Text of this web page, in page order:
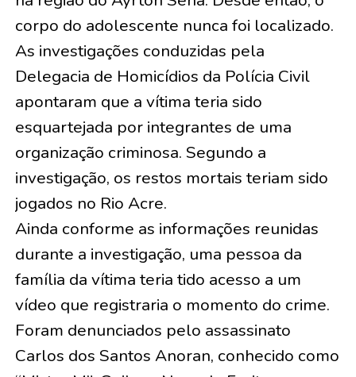
corpo do adolescente nunca foi localizado.
As investigações conduzidas pela
Delegacia de Homicídios da Polícia Civil
apontaram que a vítima teria sido
esquartejada por integrantes de uma
organização criminosa. Segundo a
investigação, os restos mortais teriam sido
jogados no Rio Acre.
Ainda conforme as informações reunidas
durante a investigação, uma pessoa da
família da vítima teria tido acesso a um
vídeo que registraria o momento do crime.
Foram denunciados pelo assassinato
Carlos dos Santos Anoran, conhecido como